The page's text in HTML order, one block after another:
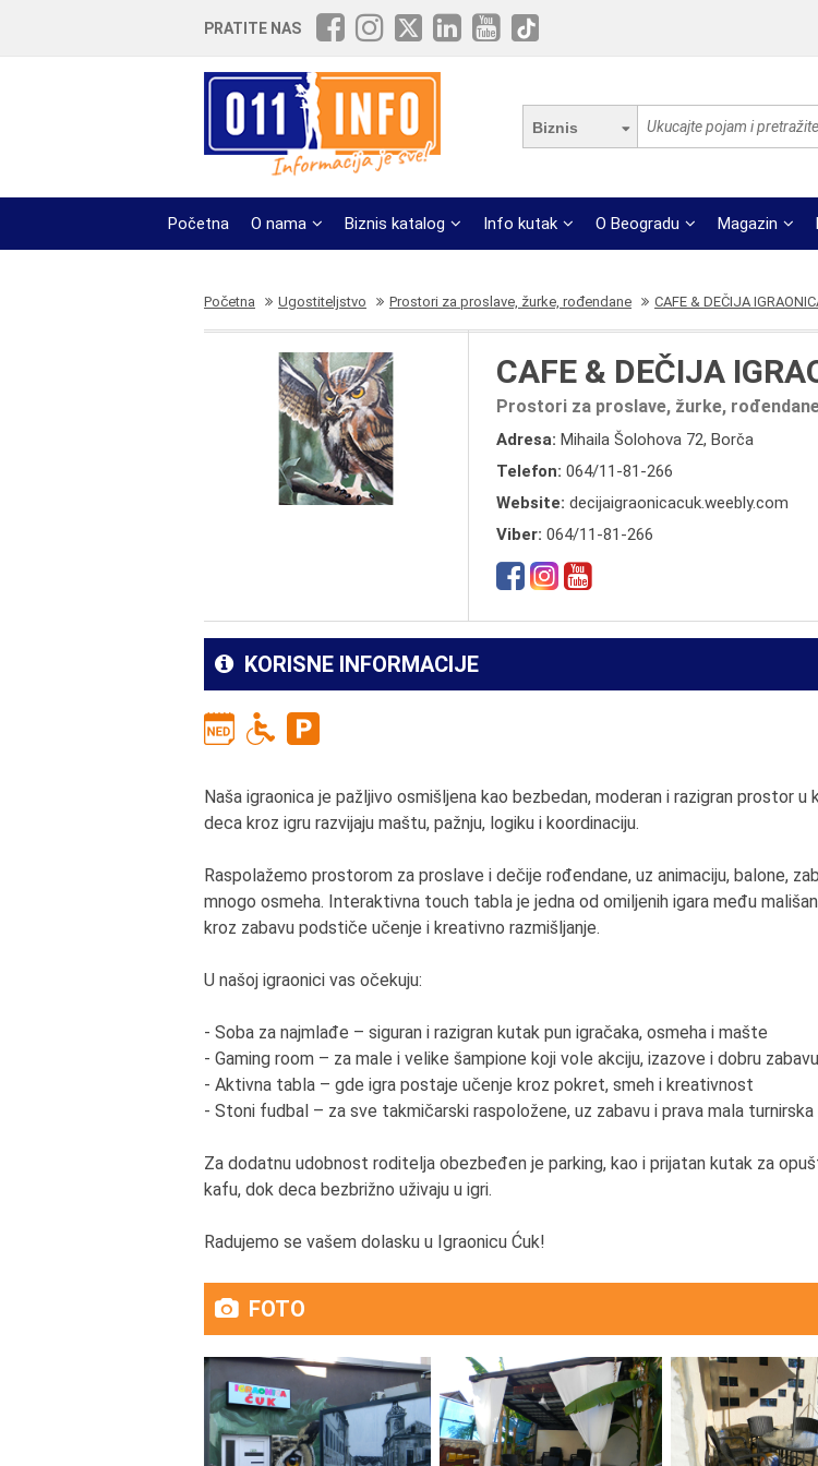
PRATITE NAS
Biznis
Početna O nama Biznis katalog Info kutak O Beogradu Magazin
Početna Ugostiteljstvo Prostori za proslave, žurke, rođendane CAFE & DEČIJA
CAFE & DEČIJA
Prostori za proslave, žurke,
Adresa: Mihaila Šolohova 72, Borča
Telefon: 064/11-81-266
Website: decijaigraonicacuk.weebly.com
Viber: 064/11-81-266
KORISNE INFORMACIJE
Naša igraonica je pažljivo osmišljena kao bezbedan, moderan i razigran prostor u
deca kroz igru razvijaju maštu, pažnju, logiku i koordinaciju.
Raspolažemo prostorom za proslave i dečije rođendane, uz animaciju, balone,
mnogo osmeha. Interaktivna touch tabla je jedna od omiljenih igara među
kroz zabavu podstiče učenje i kreativno razmišljanje.
U našoj igraonici vas očekuju:
- Soba za najmlađe – siguran i razigran kutak pun igračaka, osmeha i mašte
- Gaming room – za male i velike šampione koji vole akciju, izazove i dobru zabavu
- Aktivna tabla – gde igra postaje učenje kroz pokret, smeh i kreativnost
- Stoni fudbal – za sve takmičarski raspoložene, uz zabavu i prava mala turnirska
Za dodatnu udobnost roditelja obezbeđen je parking, kao i prijatan kutak za
kafu, dok deca bezbrižno uživaju u igri.
Radujemo se vašem dolasku u Igraonicu Ćuk!
FOTO